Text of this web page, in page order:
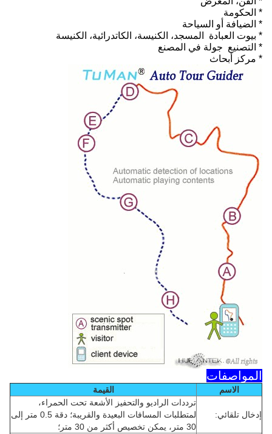
* الحكومة
* الضيافة أو السياحة
* بيوت العبادة ️ المسجد، الكنيسة، الكاتدرائية، الكنيسة
* التصنيع ‬ جولة في المصنع
* مركز أبحاث
المواصفات
الاسم القيمة
إدخال تلقائي:
ترددات الراديو والتحفيز الأشعة تحت الحمراء،
لمتطلبات المسافات البعيدة والقريبة؛ دقة 0.5 متر إلى
30 متر، يمكن تخصيص أكثر من 30 متر؛